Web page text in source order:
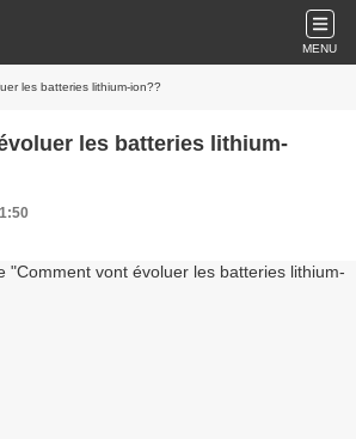
MENU
les batteries lithium-ion??
les batteries lithium-